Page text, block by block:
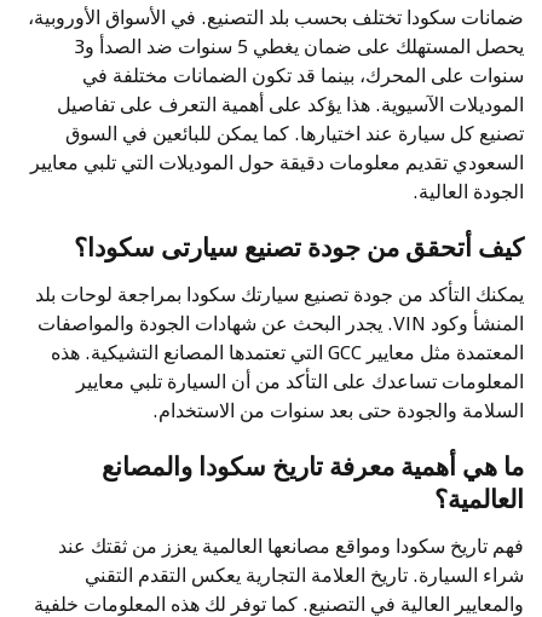
ضمانات سكودا تختلف بحسب بلد التصنيع. في الأسواق الأوروبية،
يحصل المستهلك على ضمان يغطي 5 سنوات ضد الصدأ و3
سنوات على المحرك، بينما قد تكون الضمانات مختلفة في
الموديلات الآسيوية. هذا يؤكد على أهمية التعرف على تفاصيل
تصنيع كل سيارة عند اختيارها. كما يمكن للبائعين في السوق
السعودي تقديم معلومات دقيقة حول الموديلات التي تلبي معايير
الجودة العالية.
كيف أتحقق من جودة تصنيع سيارتى سكودا؟
يمكنك التأكد من جودة تصنيع سيارتك سكودا بمراجعة لوحات بلد
المنشأ وكود VIN. يجدر البحث عن شهادات الجودة والمواصفات
المعتمدة مثل معايير GCC التي تعتمدها المصانع التشيكية. هذه
المعلومات تساعدك على التأكد من أن السيارة تلبي معايير
السلامة والجودة حتى بعد سنوات من الاستخدام.
ما هي أهمية معرفة تاريخ سكودا والمصانع
العالمية؟
فهم تاريخ سكودا ومواقع مصانعها العالمية يعزز من ثقتك عند
شراء السيارة. تاريخ العلامة التجارية يعكس التقدم التقني
والمعايير العالية في التصنيع. كما توفر لك هذه المعلومات خلفية